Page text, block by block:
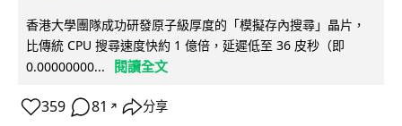
香港大學團隊成功研發原子級厚度的「模擬存內搜尋」晶片，
比傳統 CPU 搜尋速度快約 1 億倍，延遲低至 36 皮秒（即
0.00000000...
閱讀全文
359 81 ↗ 分享